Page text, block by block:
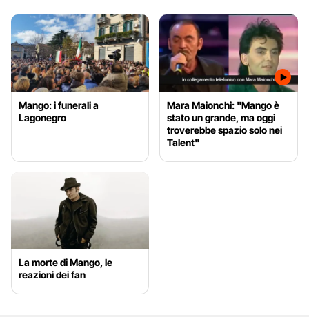
Mango: i funerali a
Lagonegro
Mara Maionchi: "Mango è
stato un grande, ma oggi
troverebbe spazio solo nei
Talent"
La morte di Mango, le
reazioni dei fan